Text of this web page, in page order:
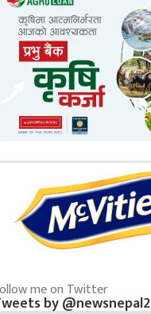
me on Twitter
by @newsnepal2